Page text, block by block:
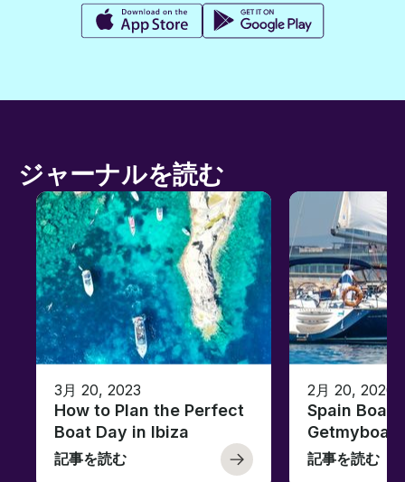
ジャーナルを読む
3月 20, 2023
How to Plan the Perfect
Boat Day in Ibiza
記事を読む
2月 20, 2020
Spain
Getmyboat
記事を読む